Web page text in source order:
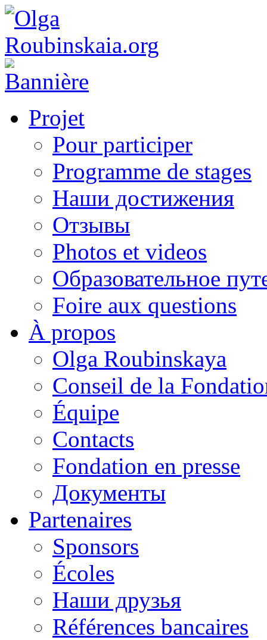
Projet
Pour participer
Programme de stages
Наши достижения
Отзывы
Photos et videos
Образовательное
Foire aux questions
À propos
Olga Roubinskaya
Conseil de la
Équipe
Contacts
Fondation en presse
Документы
Partenaires
Sponsors
Écoles
Наши друзья
Références bancaires